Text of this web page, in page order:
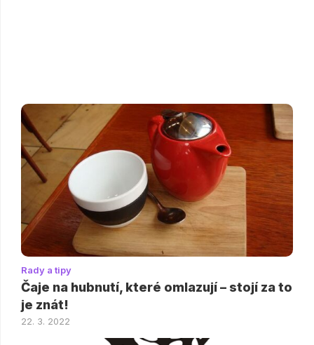
Rady a tipy
Čaje na hubnutí, které omlazují – stojí za to
je znát!
22. 3. 2022